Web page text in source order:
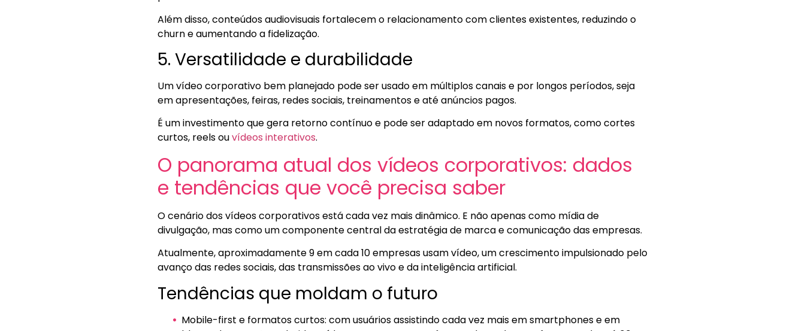
Além disso, conteúdos audiovisuais fortalecem o relacionamento com clientes existentes, reduzindo o
churn e aumentando a fidelização.
5. Versatilidade e durabilidade
Um vídeo corporativo bem planejado pode ser usado em múltiplos canais e por longos períodos, seja
em apresentações, feiras, redes sociais, treinamentos e até anúncios pagos.
É um investimento que gera retorno contínuo e pode ser adaptado em novos formatos, como cortes
curtos, reels ouvídeos interativos.
O panorama atual dos vídeos corporativos: dados
e tendências que você precisa saber
O cenário dos vídeos corporativos está cada vez mais dinâmico. E não apenas como mídia de
divulgação, mas como um componente central da estratégia de marca e comunicação das empresas.
Atualmente, aproximadamente 9 em cada 10 empresas usam vídeo, um crescimento impulsionado pelo
avanço das redes sociais, das transmissões ao vivo e da inteligência artificial.
Tendências que moldam o futuro
Mobile-first e formatos curtos: com usuários assistindo cada vez mais em smartphones e em